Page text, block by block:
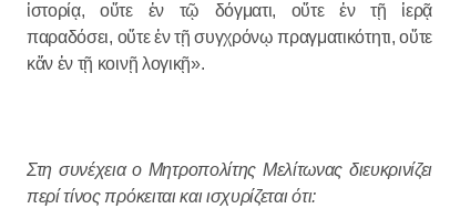
ἱστορίᾳ, οὔτε ἐν τῷ δόγματι, οὔτε ἐν τῇ ἱερᾷ
παραδόσει, οὔτε ἐν τῇ συγχρόνῳ πραγματικότητι, οὔτε
κἄν ἐν τῇ κοινῇ λογικῇ».
Στη συνέχεια ο Μητροπολίτης Μελίτωνας διευκρινίζει
περί τίνος πρόκειται και ισχυρίζεται ότι: